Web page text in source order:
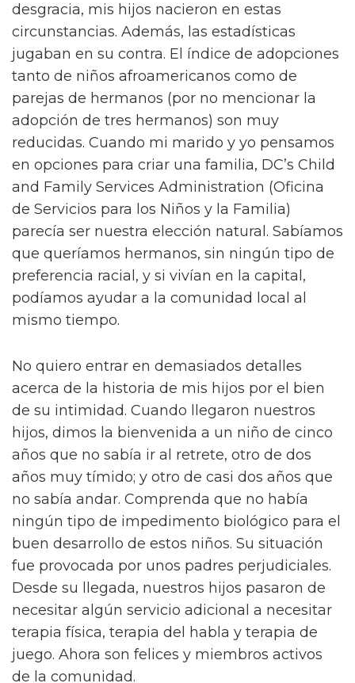
desgracia, mis hijos nacieron en estas
circunstancias. Además, las estadísticas
jugaban en su contra. El índice de adopciones
tanto de niños afroamericanos como de
parejas de hermanos (por no mencionar la
adopción de tres hermanos) son muy
reducidas. Cuando mi marido y yo pensamos
en opciones para criar una familia, DC’s Child
and Family Services Administration (Oficina
de Servicios para los Niños y la Familia)
parecía ser nuestra elección natural. Sabíamos
que queríamos hermanos, sin ningún tipo de
preferencia racial, y si vivían en la capital,
podíamos ayudar a la comunidad local al
mismo tiempo.
No quiero entrar en demasiados detalles
acerca de la historia de mis hijos por el bien
de su intimidad. Cuando llegaron nuestros
hijos, dimos la bienvenida a un niño de cinco
años que no sabía ir al retrete, otro de dos
años muy tímido; y otro de casi dos años que
no sabía andar. Comprenda que no había
ningún tipo de impedimento biológico para el
buen desarrollo de estos niños. Su situación
fue provocada por unos padres perjudiciales.
Desde su llegada, nuestros hijos pasaron de
necesitar algún servicio adicional a necesitar
terapia física, terapia del habla y terapia de
juego. Ahora son felices y miembros activos
de la comunidad.